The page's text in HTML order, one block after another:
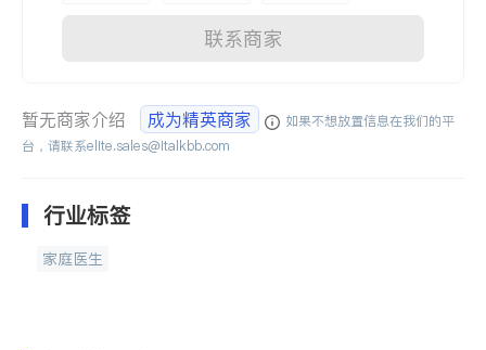
联系商家
暂无商家介绍 成为精英商家
如果不想放置信息在我们的平
台，请联系elite.sales@italkbb.com
行业标签
家庭医生